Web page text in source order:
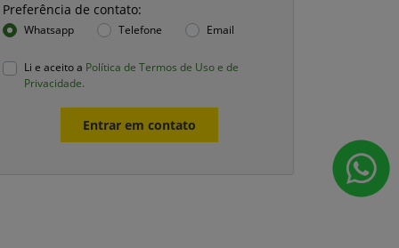
Preferência de contato:
Whatsapp Telefone Email
Li e aceito a Política de Termos de Uso e de
Privacidade.
Entrar em contato